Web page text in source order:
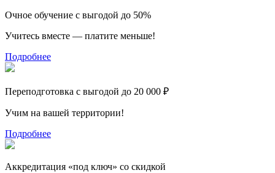
Очное обучение с выгодой до 50%
Учитесь вместе — платите меньше!
Подробнее
Переподготовка с выгодой до 20 000 ₽
Учим на вашей территории!
Подробнее
Аккредитация «под ключ» со скидкой